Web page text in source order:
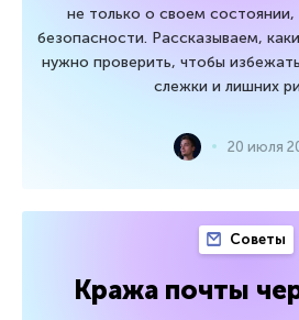
не только о своем
безопасности. Рассказываем,
нужно проверить, чтобы
слежки и лишних
20 июля
Советы
Кража почты